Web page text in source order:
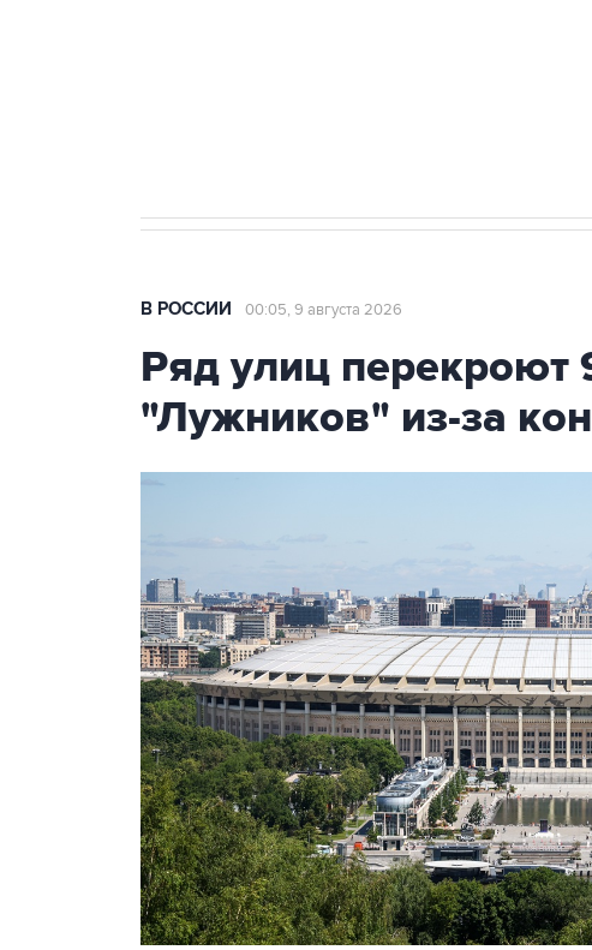
В РОССИИ 00:05, 9 августа 2026
Ряд улиц перекроют
"Лужников" из-за